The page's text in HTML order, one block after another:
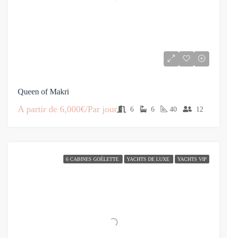
Queen of Makri
A partir de 6,000€/Par jour 6 6 40 12
6 CABINES GOÉLETTE YACHTS DE LUXE YACHTS VIP